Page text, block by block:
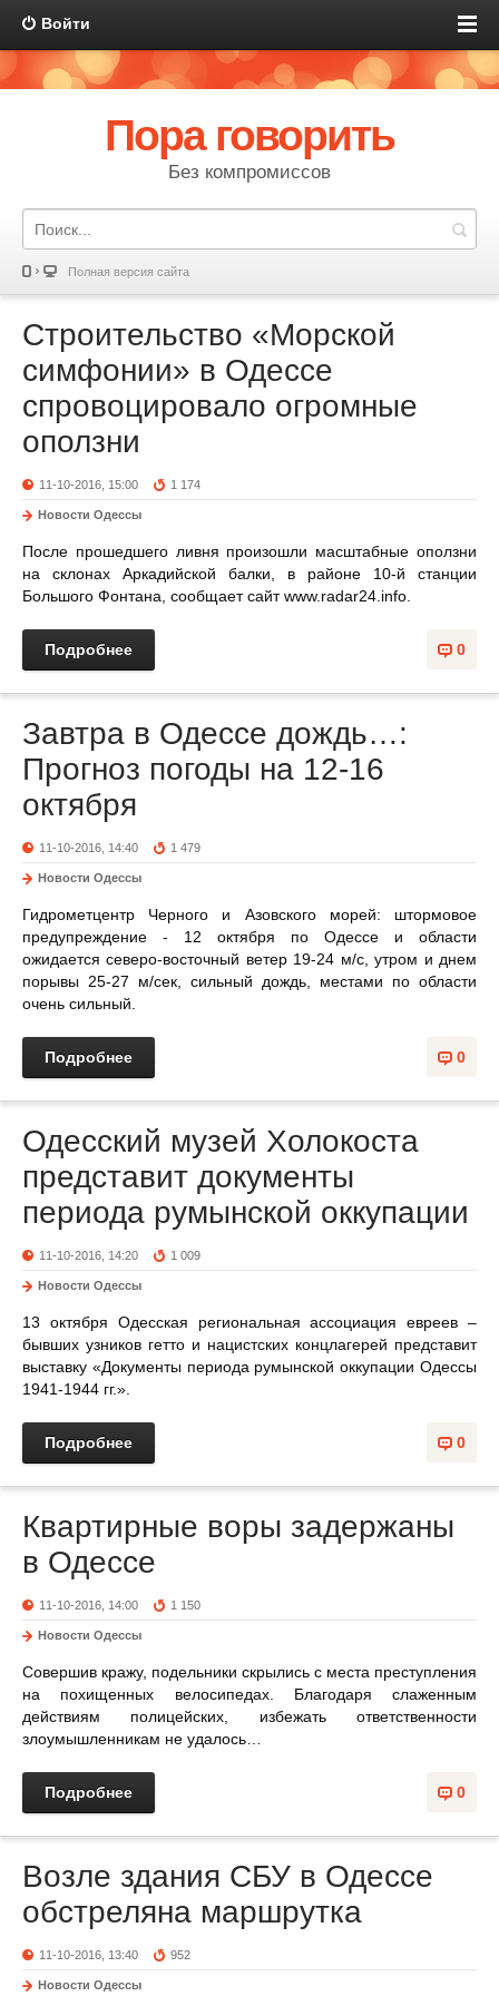
Войти
Пора говорить
Без компромиссов
Полная версия сайта
Строительство «Морской
симфонии» в Одессе
спровоцировало огромные
оползни
11-10-2016, 15:00 1 174
Новости Одессы
После прошедшего ливня произошли масштабные оползни
на склонах Аркадийской балки, в районе 10-й станции
Большого Фонтана, сообщает сайт www.radar24.info.
0
Подробнее
Завтра в Одессе дождь…:
Прогноз погоды на 12-16
октября
11-10-2016, 14:40 1 479
Новости Одессы
Гидрометцентр Черного и Азовского морей: штормовое
предупреждение - 12 октября по Одессе и области
ожидается северо-восточный ветер 19-24 м/с, утром и днем
порывы 25-27 м/сек, сильный дождь, местами по области
очень сильный.
0
Подробнее
Одесский музей Холокоста
представит документы
периода румынской оккупации
11-10-2016, 14:20 1 009
Новости Одессы
13 октября Одесская региональная ассоциация евреев –
бывших узников гетто и нацистских концлагерей представит
выставку «Документы периода румынской оккупации Одессы
1941-1944 гг.».
0
Подробнее
Квартирные воры задержаны
в Одессе
11-10-2016, 14:00 1 150
Новости Одессы
Совершив кражу, подельники скрылись с места преступления
на похищенных велосипедах. Благодаря слаженным
действиям полицейских, избежать ответственности
злоумышленникам не удалось…
0
Подробнее
Возле здания СБУ в Одессе
обстреляна маршрутка
11-10-2016, 13:40 952
Новости Одессы